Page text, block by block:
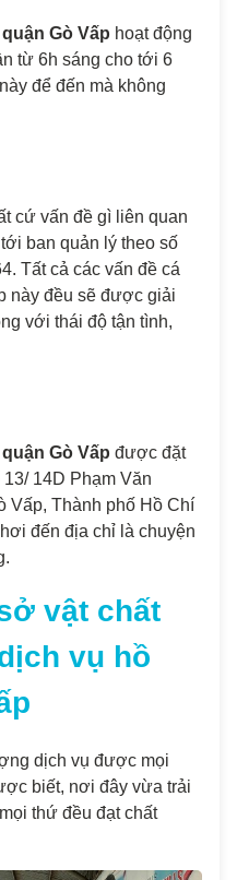
Gò Vấp hoạt động
từ 6h sáng cho tới 6
để đến mà không
cứ vấn đề gì liên quan
ban quản lý theo số
Tất cả các vấn đề cá
này đều sẽ được giải
với thái độ tận tình,
Gò Vấp được đặt
14D Phạm Văn
Vấp, Thành phố Hồ Chí
đến địa chỉ là chuyện
vật chất
vụ hồ
dịch vụ được mọi
biết, nơi đây vừa trải
thứ đều đạt chất